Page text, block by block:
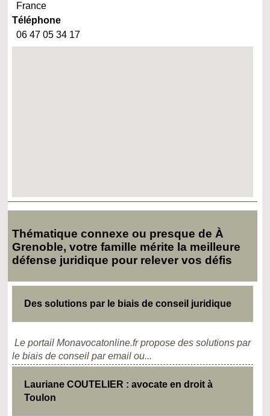
France
Téléphone
06 47 05 34 17
Thématique connexe ou presque de À
Grenoble, votre famille mérite la meilleure
défense juridique pour relever vos défis
Des solutions par le biais de conseil juridique
Le portail Monavocatonline.fr propose des solutions par
le biais de conseil par email ou...
Lauriane COUTELIER : avocate en droit à
Toulon